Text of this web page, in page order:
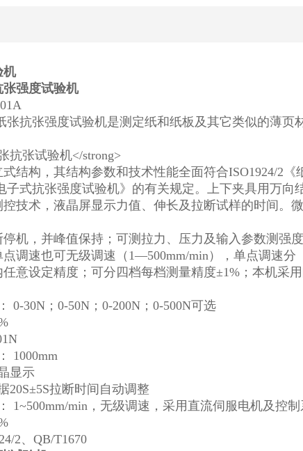
机
张强度试验机
张抗张强度试验机是测定纸和纸板及其它类似的薄
结构，其结构参数和技术性能全面符合ISO1924/2
子式抗张强度试验机》的有关规定。上下夹具用万
控技术，液晶屏显示力值、伸长及拉断试样的时间。
机，并峰值保持；可测拉力、压力及输入参数测强
调速也可无级调速（1—500mm/min），单点调速分
意设定精度；可分四档每档测量精度±1%；本机采
0-30N；0-50N；0-200N；0-500N可选
1000mm
显示
20S±5S拉断时间自动调整
1~500mm/min，无级调速，采用直流伺服电机及控
2、QB/T1670